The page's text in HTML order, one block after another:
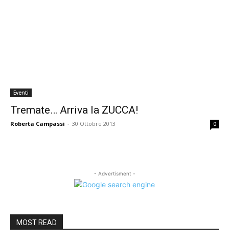
Eventi
Tremate… Arriva la ZUCCA!
Roberta Campassi - 30 Ottobre 2013 0
- Advertisment -
MOST READ